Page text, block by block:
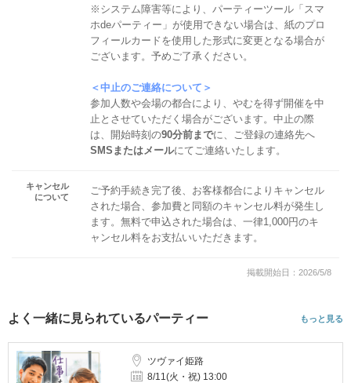
※システム障害等により、パーティーツール「スマ
ホdeパーティー」が使用できない場合は、紙のプロ
フィールカードを使用した形式に変更となる場合が
ございます。予めご了承ください。
＜中止のご連絡について＞
参加人数や会場の都合により、やむを得ず開催を中
止とさせていただく場合がございます。中止の際
は、開始時刻の90分前までに、ご登録の連絡先へ
SMSまたはメールにてご連絡いたします。
キャンセル
について
ご予約手続き完了後、お客様都合によりキャンセル
された場合、参加費と同額のキャンセル料が発生し
ます。無料で申込された場合は、一律1,000円のキ
ャンセル料をお支払いいただきます。
掲載開始日：2026/5/8
よく一緒に見られているパーティー もっと見る
ツヴァイ姫路
8/11(火・祝) 13:00